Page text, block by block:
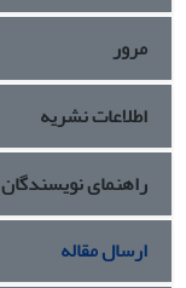
مرور
اطلاعات نشریه
راهنمای نویسندگان
ارسال مقاله